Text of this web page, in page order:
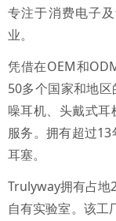
专注于消费电子
业。
凭借在OEM和
50多个国家和地
噪耳机、头戴式
服务。拥有超过
耳塞。
Trulyway拥有占地
自有实验室。该工